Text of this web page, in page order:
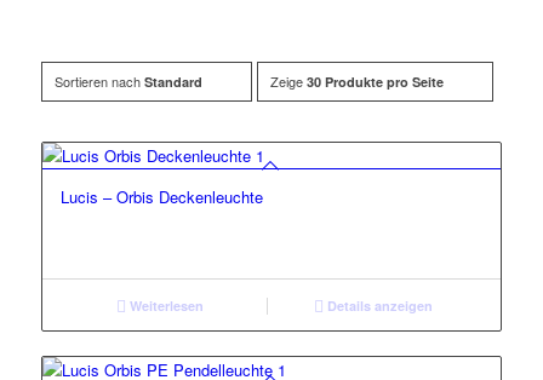
Sortieren nach Standard Zeige 30 Produkte pro Seite
Lucis – Orbis Deckenleuchte
Weiterlesen Details anzeigen